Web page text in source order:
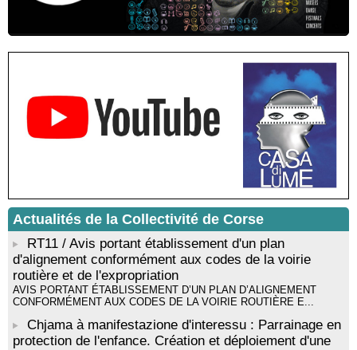
protection de la Corse agro-pastorale" animée par Jean-Jacques
Andreani - Bucugnà / Zonza
Résidence de peinture et exposition de l’artiste Aponi : "Cœur
ouvert en citadelle" en partenariat avec la commune de Santa
Lucia di Tallà - Mediateca territuriale di Santa Lucia di Tallà
! EVENEMENT REPORTE ! Rencontre / dédicace avec
Gilles Antonioli autour de son ouvrage “Testa Mora - Les
Rivages du destin” - Afà / Prupià / Santa Lucia di Tallà
Residenza di scrittura di Angela Nicolai, Trà Corsica è
Sardegna - Mediateca di castagniccia Mare è monti - I Fulelli
Résidence d’écriture et de recherche de l’écrivaine Cécilia
Castelli - Institut Mémoires de l'Edition Contemporaine - Caen /
Médiathèque de Castagniccia Mare et Monti - I Fulelli
Rencontre / dédicace avec Lucrèce Luciani autour de son
livre « La ballade du pendu du Niolu» - Mediateca territuriale di
Santa Lucia di Tallà
Actualités de la Collectivité de Corse
RT11 / Avis portant établissement d'un plan
d'alignement conformément aux codes de la voirie
routière et de l'expropriation
AVIS PORTANT ÉTABLISSEMENT D’UN PLAN D’ALIGNEMENT
CONFORMÉMENT AUX CODES DE LA VOIRIE ROUTIÈRE E...
Chjama à manifestazione d'interessu : Parrainage en
protection de l'enfance. Création et déploiement d'une